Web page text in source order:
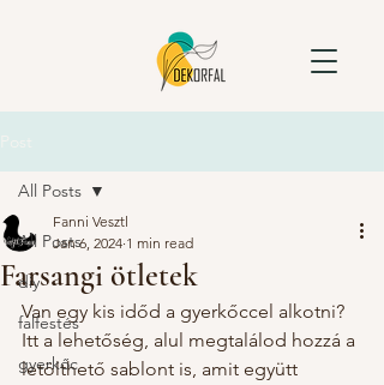
All Posts
diy
falfestés
gyerkőc
All Posts
Farsangi ötletek
Fanni Vesztl
Jan 6, 2024 1 min read
Van egy kis időd a gyerkőccel alkotni?
Itt a lehetőség, alul megtalálod hozzá a
letölthető sablont is, amit együtt